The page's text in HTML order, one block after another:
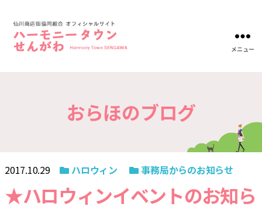
川-
仙
川
商
メニュー
おらほのブログ
2017.10.29 ハロウィン 事務局からのお知らせ
★ハロウィンイベントのお知ら